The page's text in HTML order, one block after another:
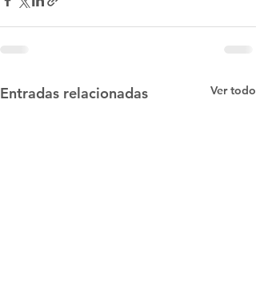
Entradas relacionadas Ver todo